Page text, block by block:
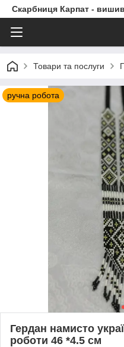
Скарбниця Карпат -
Товари та послуги
ручна робота
Гердан намисто
роботи 46 *4.5 см